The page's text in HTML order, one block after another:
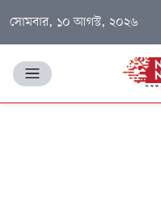
সোমবার, ১০ আগস্ট, ২০২৬